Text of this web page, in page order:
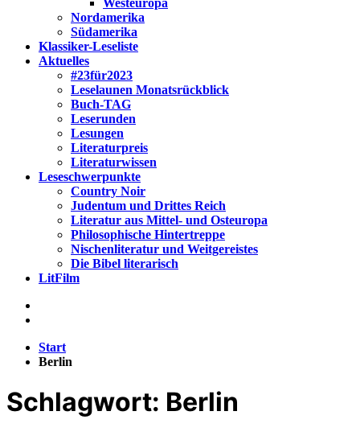
Westeuropa
Nordamerika
Südamerika
Klassiker-Leseliste
Aktuelles
#23für2023
Leselaunen Monatsrückblick
Buch-TAG
Leserunden
Lesungen
Literaturpreis
Literaturwissen
Leseschwerpunkte
Country Noir
Judentum und Drittes Reich
Literatur aus Mittel- und Osteuropa
Philosophische Hintertreppe
Nischenliteratur und Weitgereistes
Die Bibel literarisch
LitFilm
Start
Berlin
Schlagwort: Berlin